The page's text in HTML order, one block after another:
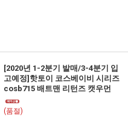
[2020년 1-2분기 발매/3-4분기 입
고예정]핫토이 코스베이비 시리즈
cosb715 배트맨 리턴즈 캣우먼
(품절)